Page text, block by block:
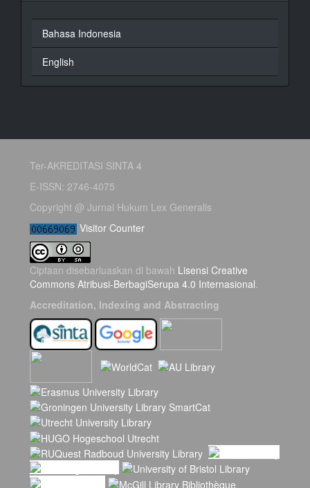
Bahasa Indonesia
English
Ter-AKREDITASI SINTA 4
E-ISSN: 2746-4075
Copyright @ Jurnal Hukum Lex Generalis
Visitor Counter
Ciptaan disebarluaskan di bawah Lisensi Creative
Commons Atribusi-BerbagiSerupa 4.0 Internasional.
Accreditation, Indexing and Abstracting